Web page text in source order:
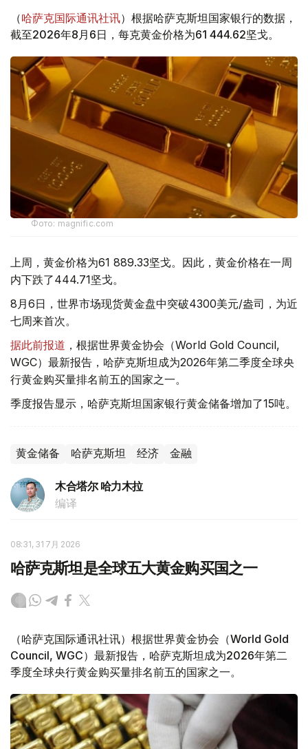
（哈萨克国际通讯社讯）根据哈萨克斯坦国家银行的数据，
截至2026年8月6日，每克黄金价格为61 444.62坚戈。
Фото: magnific.com
上周，黄金价格为61 889.33坚戈。因此，黄金价格在一周
内下跌了444.71坚戈。
8月6日，世界市场现货黄金盘中突破4300美元/盎司，为近
七周来首次。
据此前报道 ，根据世界黄金协会（World Gold Council,
WGC）最新报告，哈萨克斯坦成为2026年第二季度全球央
行黄金购买量排名前五的国家之一。
季度报告显示，哈萨克斯坦国家银行黄金储备增加了15吨。
黄金储备 哈萨克斯坦 经济 金融
木合塔尔 哈力木拉
编译
08:31, 31 7月 2026
哈萨克斯坦是全球五大黄金购买国之一
（哈萨克国际通讯社讯）根据世界黄金协会（World Gold
Council, WGC）最新报告，哈萨克斯坦成为2026年第二
季度全球央行黄金购买量排名前五的国家之一。